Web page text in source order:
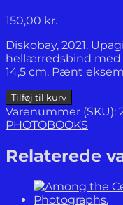
150,00 kr.
Diskobay, 2021.
hellærredsbind med
14,5 cm. Pænt
Siggie.
antal
Tilføj til kurv
Varenummer (SKU):
PHOTOBOOKS
Relaterede